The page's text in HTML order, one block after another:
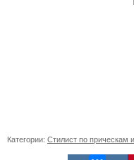
Категории: Стилист по прическам